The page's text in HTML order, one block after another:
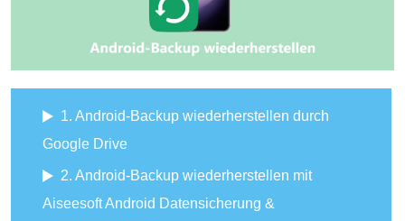
1. Android-Backup wiederherstellen durch
Google Drive
2. Android-Backup wiederherstellen mit
Aiseesoft Android Datensicherung &